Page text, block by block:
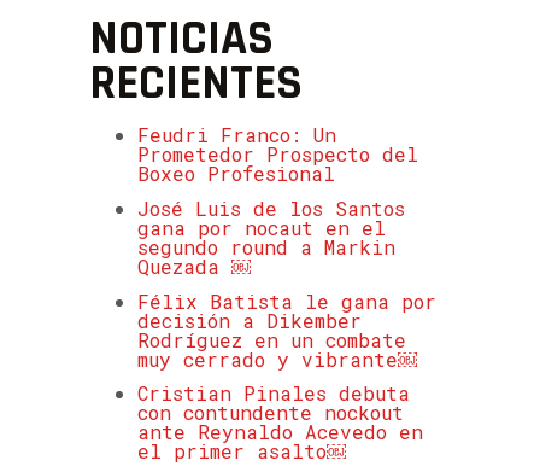
NOTICIAS
RECIENTES
Feudri Franco: Un
Prometedor Prospecto del
Boxeo Profesional
José Luis de los Santos
gana por nocaut en el
segundo round a Markin
Quezada ￼
Félix Batista le gana por
decisión a Dikember
Rodríguez en un combate
muy cerrado y vibrante￼
Cristian Pinales debuta
con contundente nockout
ante Reynaldo Acevedo en
el primer asalto￼